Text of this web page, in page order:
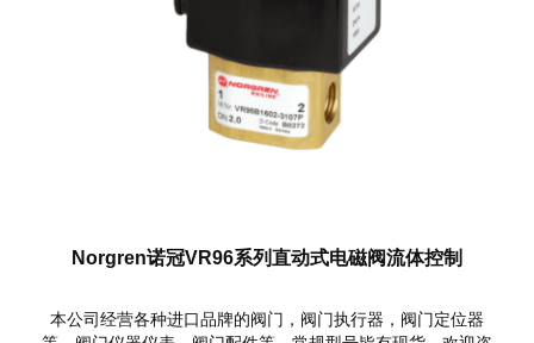
Norgren诺冠VR96系列直动式电磁阀流体控制
本公司经营各种进口品牌的阀门，阀门执行器，阀门定位器